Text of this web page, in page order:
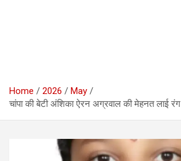
Home 2026
May
चांपा की बेटी अंशिका ऐरन अग्रवाल की मेहनत लाई रंग